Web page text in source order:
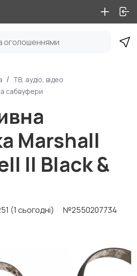
ТВ, аудіо, відео
сабвуфери
Marshall
II Black &
(1 сьогодні) №2550207734